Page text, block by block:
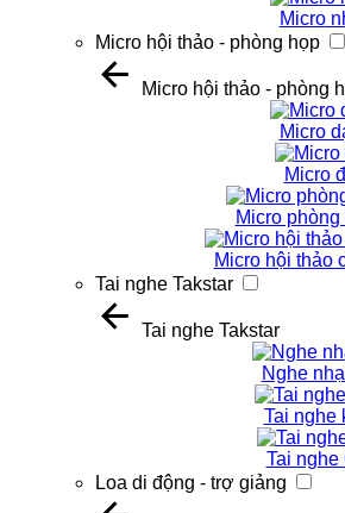
Micro
Micro hội thảo - phòng họp
Micro hội thảo - phòng
Micro
Micro
Micro
Micro hội thảo
Tai nghe Takstar
Tai nghe Takstar
Nghe
Tai nghe
Tai nghe
Loa di động - trợ giảng